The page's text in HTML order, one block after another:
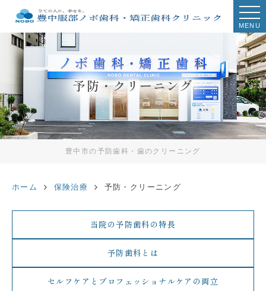
MENU
予防・クリーニング
豊中市の予防歯科・歯のクリーニング
ホーム 保険治療 予防・クリーニング
当院の予防歯科の特長
予防歯科とは
セルフケアとプロフェッショナルケアの両立